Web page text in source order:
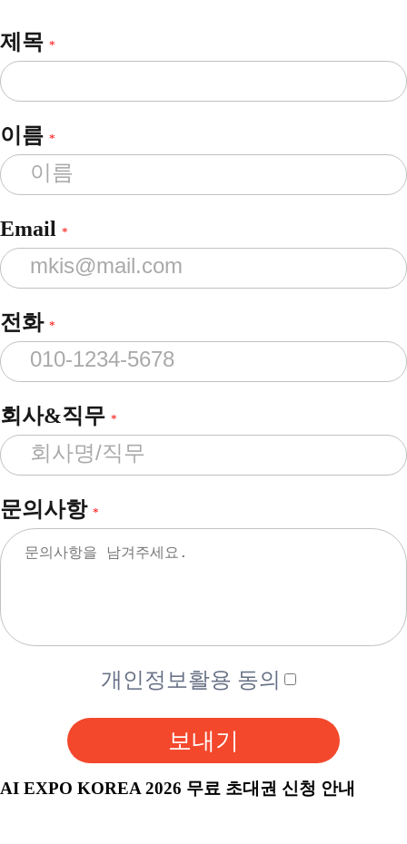
제목 *
이름 *
Email *
전화 *
회사&직무 *
문의사항 *
개인정보활용 동의
보내기
AI EXPO KOREA 2026 무료 초대권 신청 안내